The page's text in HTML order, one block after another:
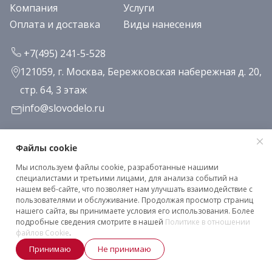
Компания
Услуги
Оплата и доставка
Виды нанесения
+7(495) 241-5-528
121059, г. Москва, Бережковская набережная д. 20,
стр. 64, 3 этаж
info@slovodelo.ru
Заказать звонок
Подписаться на рассылку
Клиентское соглашение
Политика конфиденциальности
2026 © «Словодело». Все права защищены
Файлы cookie
Мы используем файлы cookie, разработанные нашими
специалистами и третьими лицами, для анализа событий на
нашем веб-сайте, что позволяет нам улучшать взаимодействие с
пользователями и обслуживание. Продолжая просмотр страниц
нашего сайта, вы принимаете условия его использования. Более
подробные сведения смотрите в нашей Политике в отношении
файлов Cookie.
Принимаю Не принимаю